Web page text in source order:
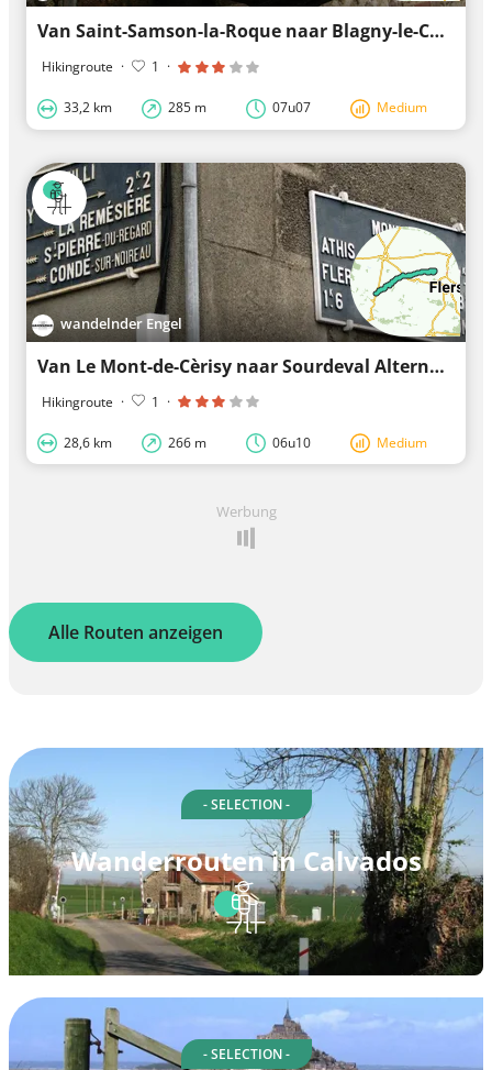
Van Saint-Samson-la-Roque naar Blagny-le-Château alternatieve Santiago kustroute
Hikingroute · 1 ·
33,2 km 285 m 07u07 Medium
wandelnder Engel
Van Le Mont-de-Cèrisy naar Sourdeval Alternatieve Santiago kustroute
Hikingroute · 1 ·
28,6 km 266 m 06u10 Medium
Werbung
Alle Routen anzeigen
- SELECTION -
Wanderrouten in Calvados
- SELECTION -